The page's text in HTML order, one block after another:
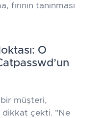
fırının tanınması
O
müşteri,
dikkat çekti. "Ne